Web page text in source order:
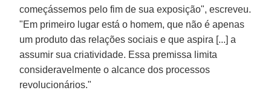
começássemos pelo fim de sua exposição", escreveu.
"Em primeiro lugar está o homem, que não é apenas
um produto das relações sociais e que aspira [...] a
assumir sua criatividade. Essa premissa limita
consideravelmente o alcance dos processos
revolucionários."